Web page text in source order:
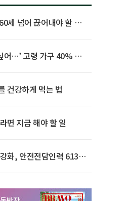
세 넘어 끊어내야 할 사
어…’ 고령 가구 40% 노
건강하게 먹는 법
면 지금 해야 할 일
화, 안전전담인력 613명